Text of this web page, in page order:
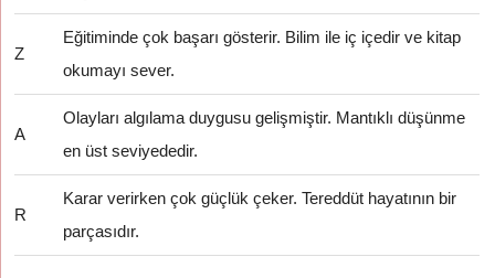
Z
Eğitiminde çok başarı gösterir. Bilim ile iç içedir ve kitap
okumayı sever.
A
Olayları algılama duygusu gelişmiştir. Mantıklı düşünme
en üst seviyededir.
R
Karar verirken çok güçlük çeker. Tereddüt hayatının bir
parçasıdır.